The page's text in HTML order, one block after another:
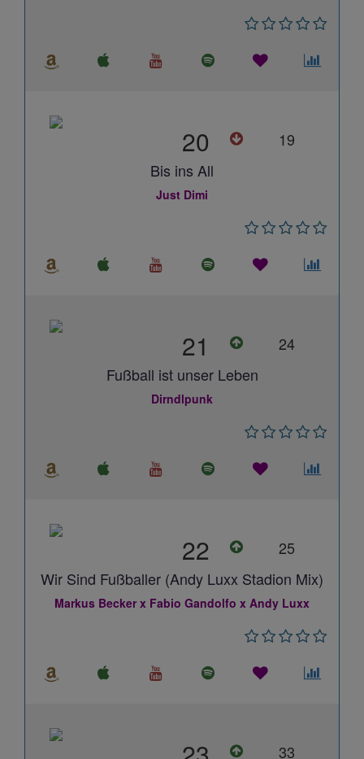
20
19
Bis ins All
Just Dimi
21
24
Fußball ist unser Leben
Dirndlpunk
22
25
Wir Sind Fußballer (Andy Luxx Stadion Mix)
Markus Becker x Fabio Gandolfo x Andy Luxx
33